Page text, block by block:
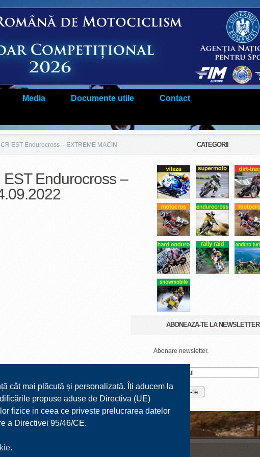
cât mai plăcută și personalizată. Îți aducem la
propuse aduse de Directiva (UE)
fizice in ceea ce priveste prelucrarea datelor
a Directivei 95/46/CE.
.
Media Documente utile Contact
EST Endurocross – EXTREME MACIN
Endurocross –
CATEGORII
ABONEAZA-TE LA NEWSLETTER
Abonare newsletter.